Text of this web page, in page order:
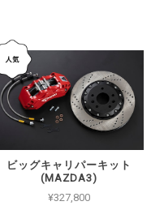
ビッグキャリパーキット
(MAZDA3)
¥327,800